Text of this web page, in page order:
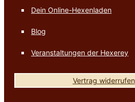
Dein Online-Hexenladen
Blog
Veranstaltungen der Hexerey
Vertrag widerrufen